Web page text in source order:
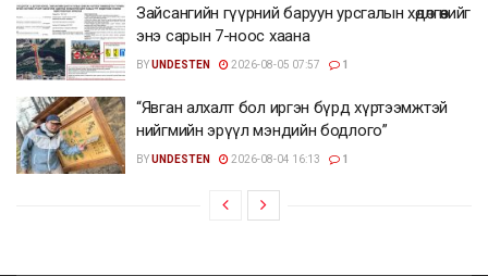
Зайсангийн гүүрний баруун урсгалын хөдөлгөөнийг
энэ сарын 7-ноос хаана
BYUNDESTEN 2026-08-05 07:57 1
“Явган алхалт бол иргэн бүрд хүртээмжтэй
нийгмийн эрүүл мэндийн бодлого”
BYUNDESTEN 2026-08-04 16:13 1